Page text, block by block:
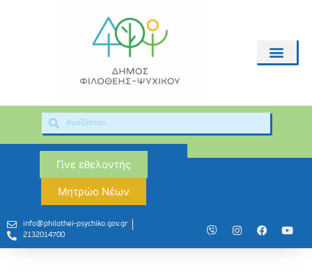
Γίνε εθελοντής
Μητρώο Νέων
info@philothei-psychiko.gov.gr
2132014700